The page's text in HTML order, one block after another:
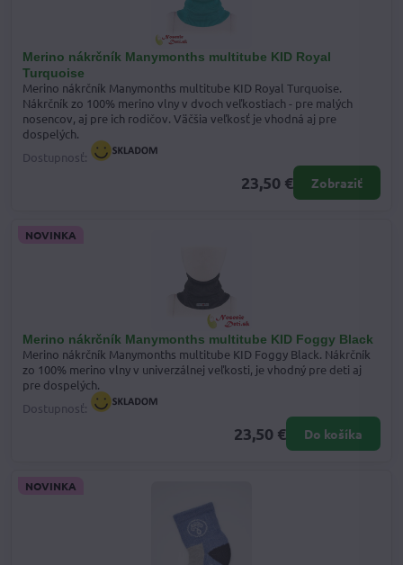
Merino nákrčník Manymonths multitube KID Royal
Turquoise
Merino nákrčník Manymonths multitube KID Royal Turquoise.
Nákrčník zo 100% merino vlny v dvoch veľkostiach - pre malých
nosencov, aj pre ich rodičov. Väčšia veľkosť je vhodná aj pre
dospelých.
Dostupnosť:
23,50 € Zobraziť
Merino nákrčník Manymonths multitube KID Foggy Black
NOVINKA
Merino nákrčník Manymonths multitube KID Foggy Black. Nákrčník
zo 100% merino vlny v univerzálnej veľkosti, je vhodný pre deti aj
pre dospelých.
Dostupnosť:
23,50 € Do košíka
NOVINKA